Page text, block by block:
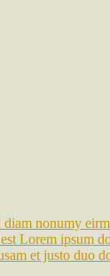
nonumy
Lorem ipsum
et justo duo